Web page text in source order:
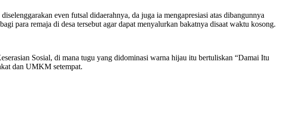
even futsal didaerahnya, da juga ia mengapresiasi atas dibangunnya
para remaja di desa tersebut agar dapat menyalurkan bakatnya disaat waktu kosong.
Sosial, di mana tugu yang didominasi warna hijau itu bertuliskan “Damai Itu
dan UMKM setempat.